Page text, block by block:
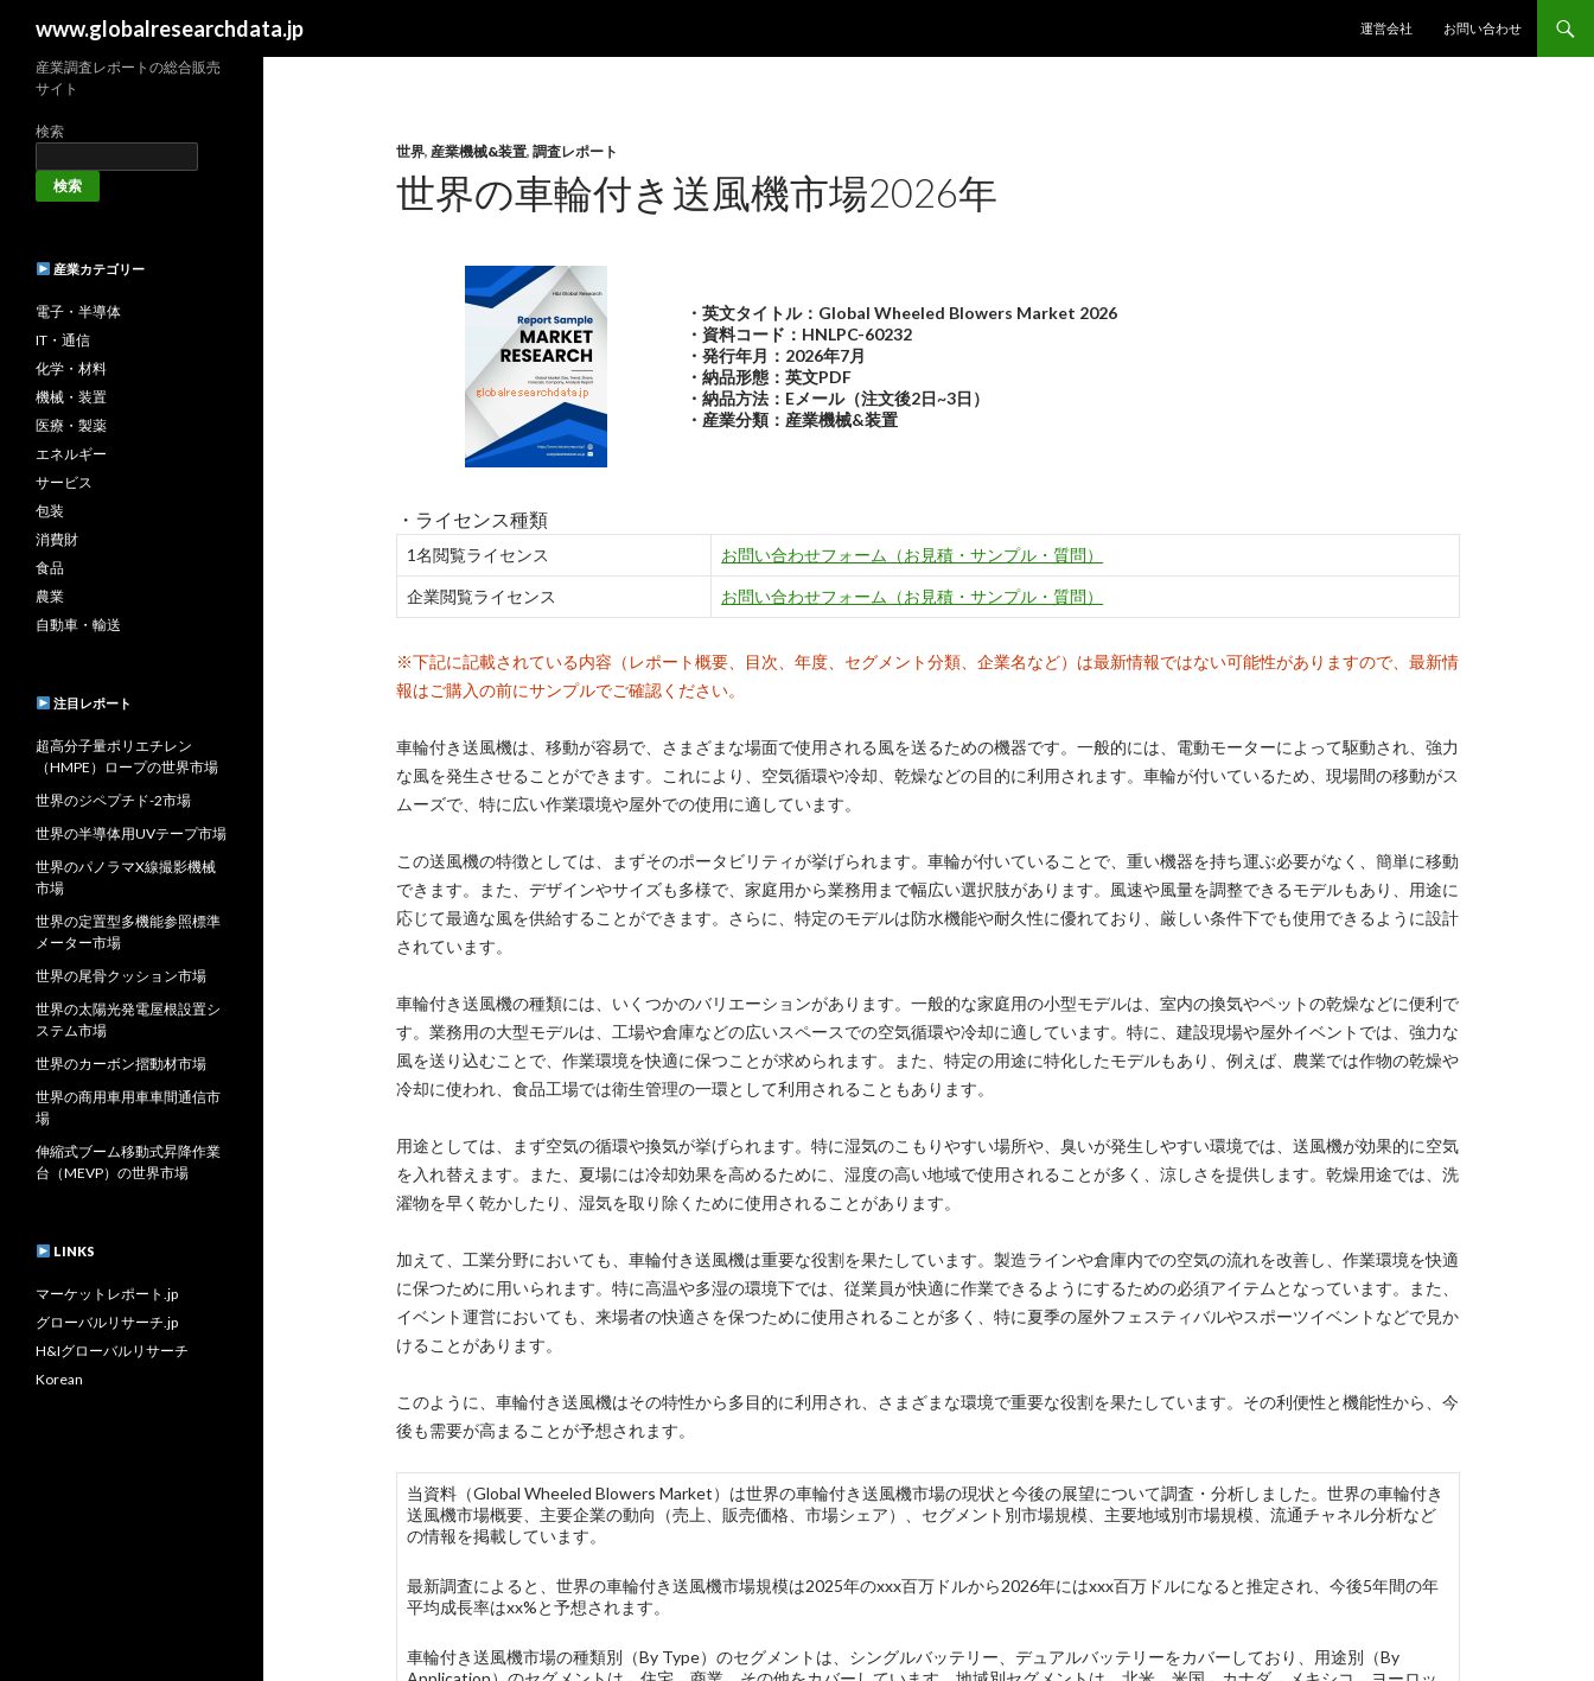
www.globalresearchdata.jp
運営会社
お問い合わせ
世界,産業機械&装置,調査レポート
世界の車輪付き送風機市場2026年
・英文タイトル：Global Wheeled Blowers Market 2026
・資料コード：HNLPC-60232
・発行年月：2026年7月
・納品形態：英文PDF
・納品方法：Eメール（注文後2日~3日）
・産業分類：産業機械&装置
・ライセンス種類
1名閲覧ライセンス お問い合わせフォーム（お見積・サンプル・質問）
企業閲覧ライセンス お問い合わせフォーム（お見積・サンプル・質問）
※下記に記載されている内容（レポート概要、目次、年度、セグメント分類、企業名など）は最新情報ではない可能性がありますので、最新情
報はご購入の前にサンプルでご確認ください。
車輪付き送風機は、移動が容易で、さまざまな場面で使用される風を送るための機器です。一般的には、電動モーターによって駆動され、強力
な風を発生させることができます。これにより、空気循環や冷却、乾燥などの目的に利用されます。車輪が付いているため、現場間の移動がス
ムーズで、特に広い作業環境や屋外での使用に適しています。
この送風機の特徴としては、まずそのポータビリティが挙げられます。車輪が付いていることで、重い機器を持ち運ぶ必要がなく、簡単に移動
できます。また、デザインやサイズも多様で、家庭用から業務用まで幅広い選択肢があります。風速や風量を調整できるモデルもあり、用途に
応じて最適な風を供給することができます。さらに、特定のモデルは防水機能や耐久性に優れており、厳しい条件下でも使用できるように設計
されています。
車輪付き送風機の種類には、いくつかのバリエーションがあります。一般的な家庭用の小型モデルは、室内の換気やペットの乾燥などに便利で
す。業務用の大型モデルは、工場や倉庫などの広いスペースでの空気循環や冷却に適しています。特に、建設現場や屋外イベントでは、強力な
風を送り込むことで、作業環境を快適に保つことが求められます。また、特定の用途に特化したモデルもあり、例えば、農業では作物の乾燥や
冷却に使われ、食品工場では衛生管理の一環として利用されることもあります。
用途としては、まず空気の循環や換気が挙げられます。特に湿気のこもりやすい場所や、臭いが発生しやすい環境では、送風機が効果的に空気
を入れ替えます。また、夏場には冷却効果を高めるために、湿度の高い地域で使用されることが多く、涼しさを提供します。乾燥用途では、洗
濯物を早く乾かしたり、湿気を取り除くために使用されることがあります。
加えて、工業分野においても、車輪付き送風機は重要な役割を果たしています。製造ラインや倉庫内での空気の流れを改善し、作業環境を快適
に保つために用いられます。特に高温や多湿の環境下では、従業員が快適に作業できるようにするための必須アイテムとなっています。また、
イベント運営においても、来場者の快適さを保つために使用されることが多く、特に夏季の屋外フェスティバルやスポーツイベントなどで見か
けることがあります。
このように、車輪付き送風機はその特性から多目的に利用され、さまざまな環境で重要な役割を果たしています。その利便性と機能性から、今
後も需要が高まることが予想されます。
当資料（Global Wheeled Blowers Market）は世界の車輪付き送風機市場の現状と今後の展望について調査・分析しました。世界の車輪付き
送風機市場概要、主要企業の動向（売上、販売価格、市場シェア）、セグメント別市場規模、主要地域別市場規模、流通チャネル分析など
の情報を掲載しています。
最新調査によると、世界の車輪付き送風機市場規模は2025年のxxx百万ドルから2026年にはxxx百万ドルになると推定され、今後5年間の年
平均成長率はxx%と予想されます。
車輪付き送風機市場の種類別（By Type）のセグメントは、シングルバッテリー、デュアルバッテリーをカバーしており、用途別（By
産業調査レポートの総合販売
サイト
検索
検索
産業カテゴリー
電子・半導体
IT・通信
化学・材料
機械・装置
医療・製薬
エネルギー
サービス
包装
消費財
食品
農業
自動車・輸送
注目レポート
超高分子量ポリエチレン
（HMPE）ロープの世界市場
世界のジペプチド-2市場
世界の半導体用UVテープ市場
世界のパノラマX線撮影機械
市場
世界の定置型多機能参照標準
メーター市場
世界の尾骨クッション市場
世界の太陽光発電屋根設置シ
ステム市場
世界のカーボン摺動材市場
世界の商用車用車車間通信市
場
伸縮式ブーム移動式昇降作業
台（MEVP）の世界市場
LINKS
マーケットレポート.jp
グローバルリサーチ.jp
H&Iグローバルリサーチ
Korean